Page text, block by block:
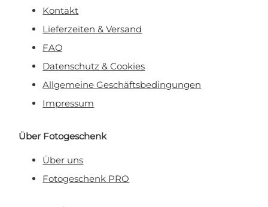
Kontakt
Lieferzeiten & Versand
FAQ
Datenschutz & Cookies
Allgemeine Geschäftsbedingungen
Impressum
Über Fotogeschenk
Über uns
Fotogeschenk PRO